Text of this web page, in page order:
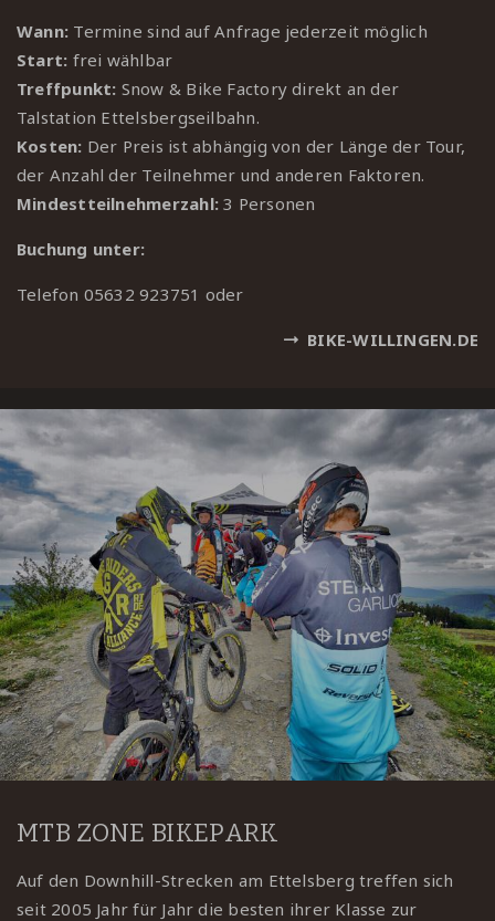
Wann: Termine sind auf Anfrage jederzeit möglich
Start: frei wählbar
Treffpunkt: Snow & Bike Factory direkt an der
Talstation Ettelsbergseilbahn.
Kosten: Der Preis ist abhängig von der Länge der Tour,
der Anzahl der Teilnehmer und anderen Faktoren.
Mindestteilnehmerzahl:3 Personen
Buchung unter:
Telefon 05632 923751 oder
BIKE-WILLINGEN.DE
MTB ZONE BIKEPARK
Auf den Downhill-Strecken am Ettelsberg treffen sich
seit 2005 Jahr für Jahr die besten ihrer Klasse zur